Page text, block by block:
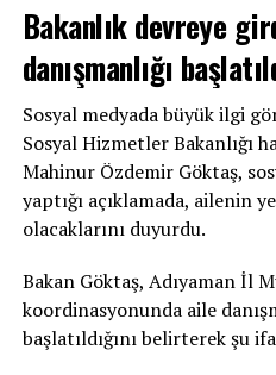
Bakanlık devreye
danışmanlığı
Sosyal medyada büyük ilgi
Sosyal Hizmetler Bakanlığı
Mahinur Özdemir Göktaş,
yaptığı açıklamada, ailenin
olacaklarını duyurdu.
Bakan Göktaş, Adıyaman İl
koordinasyonunda aile
başlatıldığını belirterek şu